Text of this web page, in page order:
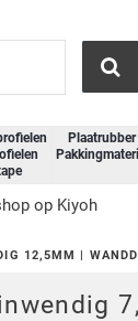
Plaatrubber
op Kiyoh
12,5MM |